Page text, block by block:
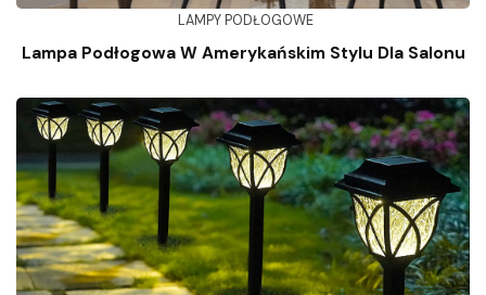
LAMPY PODŁOGOWE
Lampa Podłogowa W Amerykańskim Stylu Dla Salonu